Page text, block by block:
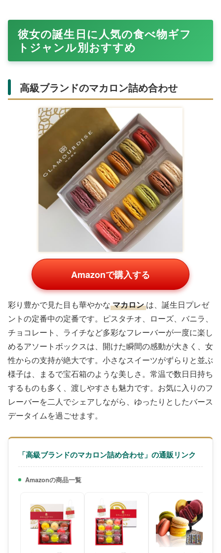
彼女の誕生日に人気の食べ物ギフ
トジャンル別おすすめ
高級ブランドのマカロン詰め合わせ
Amazonで購入する
彩り豊かで見た目も華やかな マカロン は、誕生日プレゼ
ントの定番中の定番です。ピスタチオ、ローズ、バニラ、
チョコレート、ライチなど多彩なフレーバーが一度に楽し
めるアソートボックスは、開けた瞬間の感動が大きく、女
性からの支持が絶大です。小さなスイーツがずらりと並ぶ
様子は、まるで宝石箱のような美しさ。常温で数日日持ち
するものも多く、渡しやすさも魅力です。お気に入りのフ
レーバーを二人でシェアしながら、ゆったりとしたバース
データイムを過ごせます。
「高級ブランドのマカロン詰め合わせ」の通販リンク
Amazonの商品一覧